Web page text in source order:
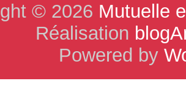
© 2026 Mutuelle
Réalisation
Powered by